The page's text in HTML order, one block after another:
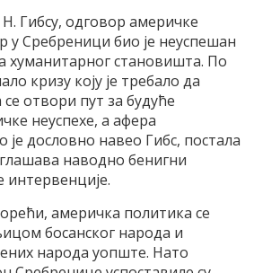
Гибсу, одговор америчке
у Сребреници био је неуспешан
хуманитарног становишта. По
кризу коју је требало да
отвори пут за будуће
неуспехе, а афера
је дословно навео Гибс, постала
наводно бенигни
интервенције.
америчка политика се
босанског народа и
народа уопште. Нато